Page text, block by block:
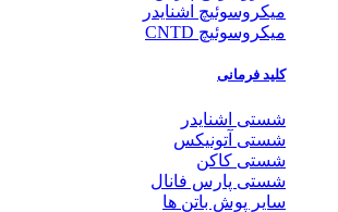
میکروسوئیچ اشنایدر
میکروسوئیچ CNTD
کلید فرمانی
شستی اشنایدر
شستی آتونیکس
شستی کاکن
شستی پارس فانال
سایر پوش باتن ها